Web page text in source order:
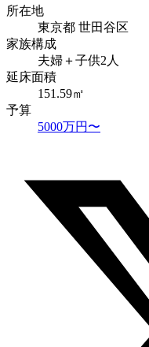
所在地
東京都 世田谷区
家族構成
夫婦＋子供2人
延床面積
151.59㎡
予算
5000万円〜